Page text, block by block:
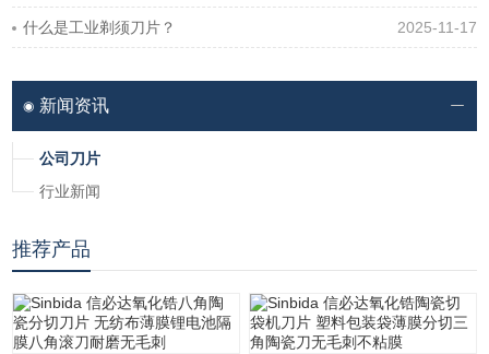
2025-11-17
什么是工业剃须刀片？
新闻资讯
公司刀片
行业新闻
推荐产品